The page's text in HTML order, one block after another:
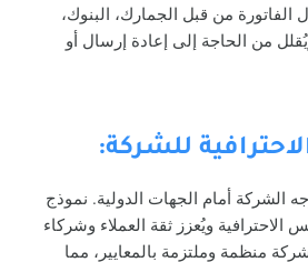
من قبل الجمارك، البنوك،
من الحاجة إلى إعادة إرسال أو
للشركة:
الشركة أمام الجهات الدولية. نموذج
ويُعزز ثقة العملاء وشركاء
منظمة وملتزمة بالمعايير، مما